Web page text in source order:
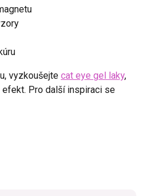
vyzkoušejte cat eye gel laky,
efekt. Pro další inspiraci se